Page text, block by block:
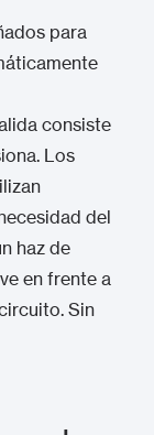
para
consiste
Los
del
haz de
en frente a
Sin